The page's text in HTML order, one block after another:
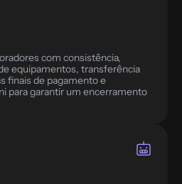
com consistência,
equipamentos, transferência
finais de pagamento e
para garantir um encerramento